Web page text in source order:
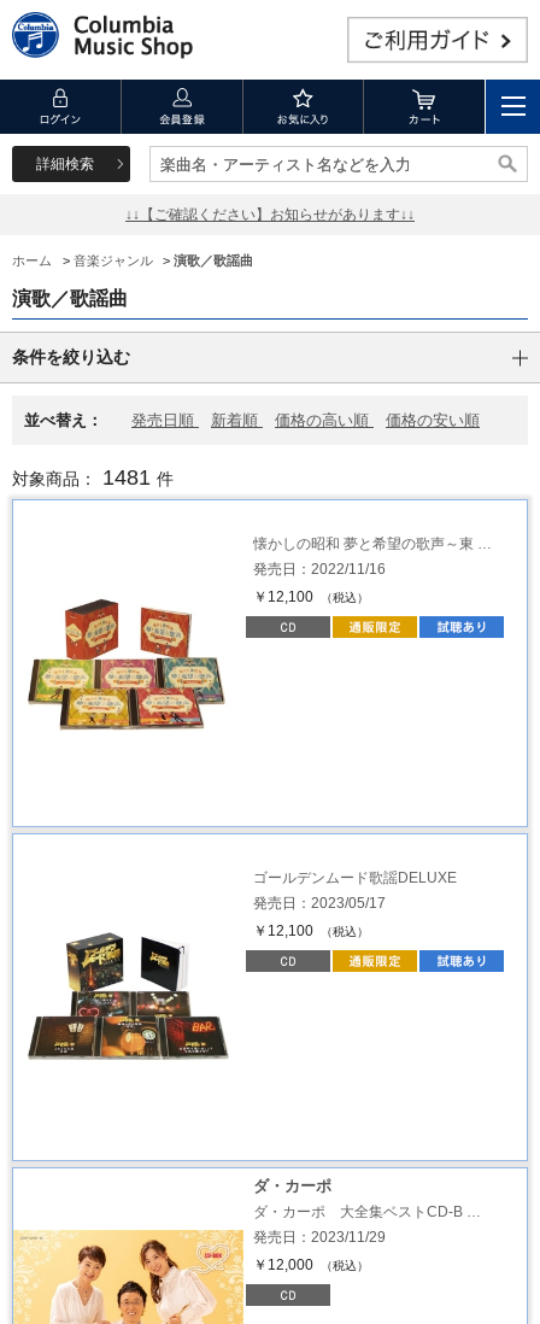
詳細検索 楽曲名・アーティスト名などを入力
楽曲名・アーティスト名などを入力
↓↓【ご確認ください】お知らせがあります↓↓
ホーム > 音楽ジャンル > 演歌／歌謡曲
演歌／歌謡曲
条件を絞り込む
並べ替え： 発売日順 新着順 価格の高い順 価格の安い順
対象商品： 1481 件
懐かしの昭和 夢と希望の歌声～東 …
発売日：2022/11/16
￥12,100
（税込）
ゴールデンムード歌謡DELUXE
発売日：2023/05/17
￥12,100
（税込）
ダ・カーポ
ダ・カーポ 大全集ベストCD-B …
発売日：2023/11/29
￥12,000
（税込）